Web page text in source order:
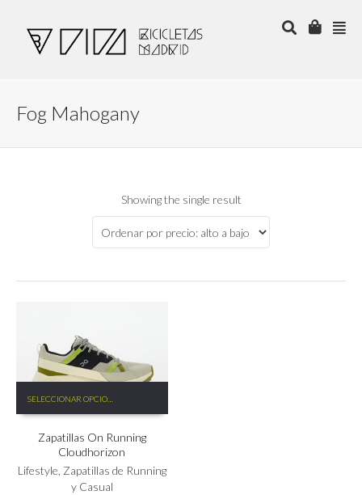
Fog Mahogany
Showing the single result
SELECCIONAR OPCIONES
producto
múltiples
Las
Zapatillas On Running
Cloudhorizon
Lifestyle, Zapatillas de Running
y Casual